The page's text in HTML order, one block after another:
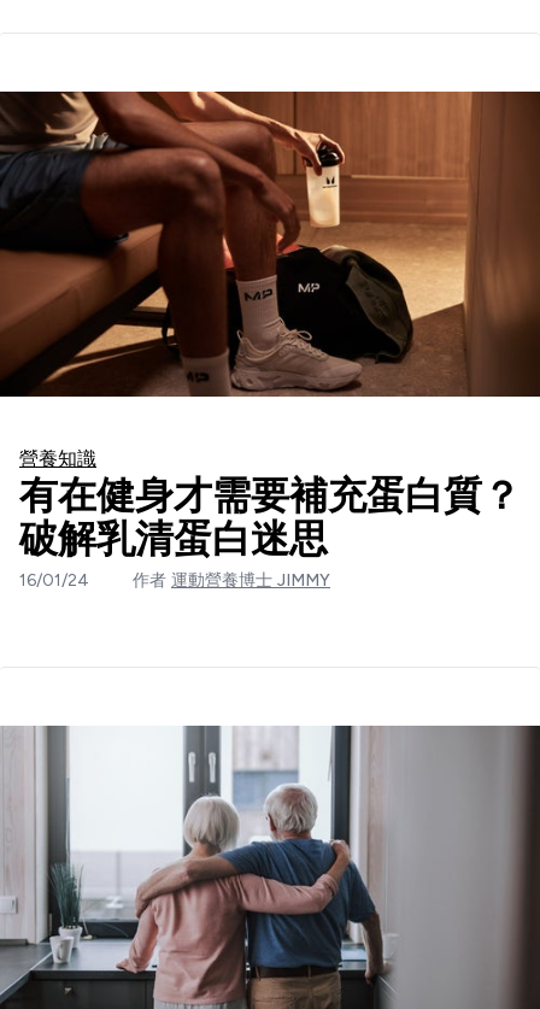
營養知識
有在健身才需要補充蛋白質？
破解乳清蛋白迷思
16/01/24 作者 運動營養博士 JIMMY